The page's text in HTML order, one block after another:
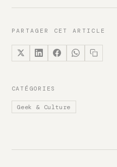
PARTAGER CET ARTICLE
CATÉGORIES
Geek & Culture